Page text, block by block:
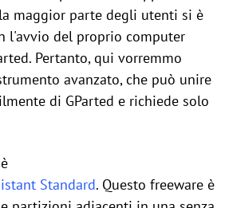
maggior parte degli utenti si è
l'avvio del proprio computer
Pertanto, qui vorremmo
avanzato, che può unire
di GParted e richiede solo
Standard. Questo freeware è